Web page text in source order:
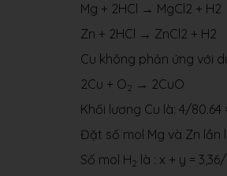
Mg + 2HCl → MgCl2 + H2
Zn + 2HCl → ZnCl2 + H2
Cu không phản ứng với
2Cu + O2 → 2CuO
Khối lương Cu là: 4/80.64
Đặt số mol Mg và Zn lần
Số mol H2 là : x + y =